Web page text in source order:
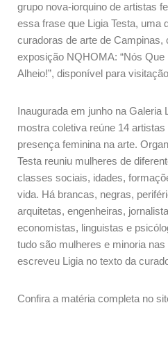
grupo nova-iorquino de artistas
essa frase que Ligia Testa, uma
curadoras de arte de Campinas,
exposição NQHOMA: “Nós
Alheio!”, disponível para
Inaugurada em junho na Galeria
mostra coletiva reúne 14
presença feminina na arte.
Testa reuniu mulheres de
classes sociais, idades,
vida. Há brancas, negras,
arquitetas, engenheiras,
economistas, linguistas e
tudo são mulheres e minoria nas
escreveu Ligia no texto da
Confira a matéria completa no